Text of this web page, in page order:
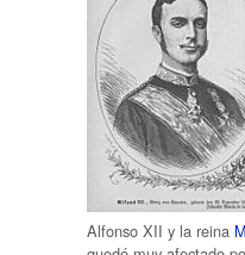
Alfonso XII y la reina